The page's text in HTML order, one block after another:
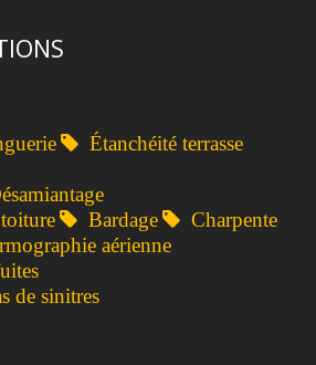
Étanchéité terrasse
Bardage
Charpente
aérienne
de sinitres